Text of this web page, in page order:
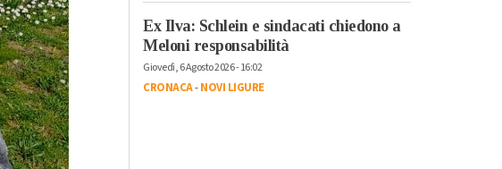
Ex Ilva: Schlein e sindacati chiedono a
Meloni responsabilità
Giovedì, 6 Agosto 2026 - 16:02
CRONACA-NOVI LIGURE